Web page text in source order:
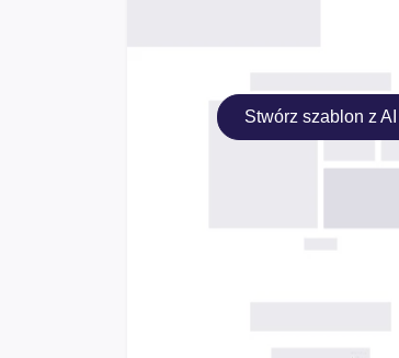
Stwórz szablon z AI